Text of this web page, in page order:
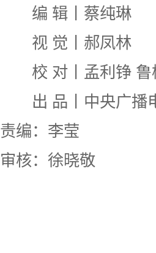
编 辑丨蔡纯琳
视 觉丨郝凤林
校 对丨孟利铮 鲁
出 品丨中央广播
责编：李莹
审核：徐晓敬